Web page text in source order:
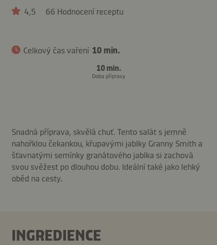
4,5 66 Hodnocení receptu
Celkový čas vaření 10 min.
10 min.
Doba přípravy
Snadná příprava, skvělá chuť. Tento salát s jemně
nahořklou čekankou, křupavými jablky Granny Smith a
šťavnatými semínky granátového jablka si zachová
svou svěžest po dlouhou dobu. Ideální také jako lehký
oběd na cesty.
INGREDIENCE